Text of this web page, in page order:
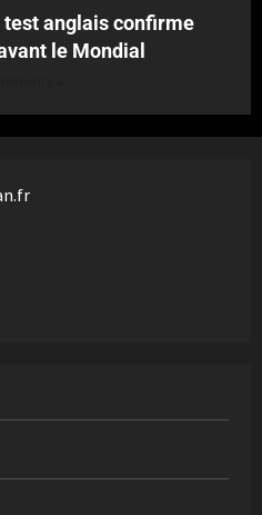
anglais confirme
le Mondial